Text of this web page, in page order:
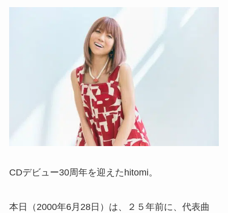
CDデビュー30周年を迎えたhitomi。
本日（2000年6月28日）は、２５年前に、代表曲